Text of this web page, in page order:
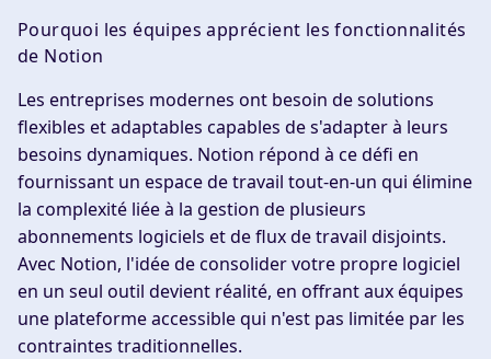
Pourquoi les équipes apprécient les fonctionnalités
de Notion
Les entreprises modernes ont besoin de solutions
flexibles et adaptables capables de s'adapter à leurs
besoins dynamiques. Notion répond à ce défi en
fournissant un espace de travail tout-en-un qui élimine
la complexité liée à la gestion de plusieurs
abonnements logiciels et de flux de travail disjoints.
Avec Notion, l'idée de consolider votre propre logiciel
en un seul outil devient réalité, en offrant aux équipes
une plateforme accessible qui n'est pas limitée par les
contraintes traditionnelles.